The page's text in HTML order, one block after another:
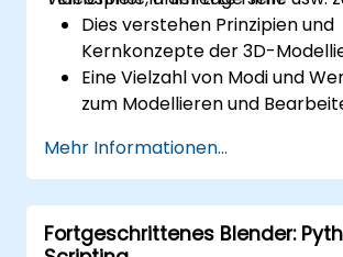
Dies verstehen Prinzipien und
Kernkonzepte der 3D-
Eine Vielzahl von Modi und
zum Modellieren und
Lernen, wie man Animationen
Effekte mit Blender erstellt.
Kurven, Oberflächen,
Haarpartikel hinzufügen, um
Mehr Informationen...
Fortgeschrittenes Blender: